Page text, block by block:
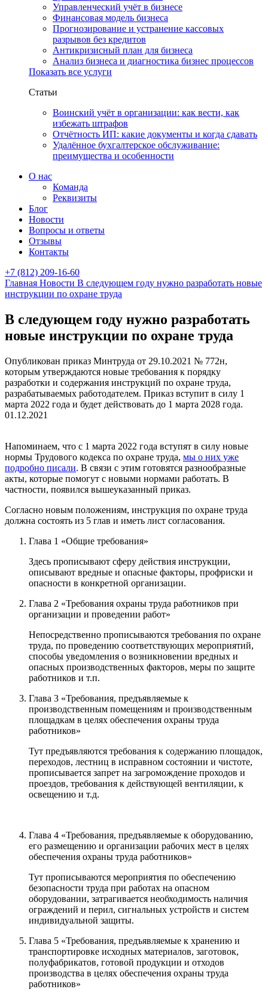
Управленческий учёт в бизнесе
Финансовая модель бизнеса
Прогнозирование и устранение кассовых
разрывов без кредитов
Антикризисный план для бизнеса
Анализ бизнеса и диагностика бизнес процессов
Показать все услуги
Статьи
Воинский учёт в организации: как вести, как
избежать штрафов
Отчётность ИП: какие документы и когда сдавать
Удалённое бухгалтерское обслуживание:
преимущества и особенности
О нас
Команда
Реквизиты
Блог
Новости
Вопросы и ответы
Отзывы
Контакты
+7 (812) 209-16-60
Главная Новости В следующем году нужно разработать новые
инструкции по охране труда
В следующем году нужно разработать
новые инструкции по охране труда
Опубликован приказ Минтруда от 29.10.2021 № 772н,
которым утверждаются новые требования к порядку
разработки и содержания инструкций по охране труда,
разрабатываемых работодателем. Приказ вступит в силу 1
марта 2022 года и будет действовать до 1 марта 2028 года.
01.12.2021
Напоминаем, что с 1 марта 2022 года вступят в силу новые
нормы Трудового кодекса по охране труда, мы о них уже
подробно писали. В связи с этим готовятся разнообразные
акты, которые помогут с новыми нормами работать. В
частности, появился вышеуказанный приказ.
Согласно новым положениям, инструкция по охране труда
должна состоять из 5 глав и иметь лист согласования.
Глава 1 «Общие требования»
Здесь прописывают сферу действия инструкции,
описывают вредные и опасные факторы, профриски и
опасности в конкретной организации.
Глава 2 «Требования охраны труда работников при
организации и проведении работ»
Непосредственно прописываются требования по охране
труда, по проведению соответствующих мероприятий,
способы уведомления о возникновении вредных и
опасных производственных факторов, меры по защите
работников и т.п.
Глава 3 «Требования, предъявляемые к
производственным помещениям и производственным
площадкам в целях обеспечения охраны труда
работников»
Тут предъявляются требования к содержанию площадок,
переходов, лестниц в исправном состоянии и чистоте,
прописывается запрет на загромождение проходов и
проездов, требования к действующей вентиляции, к
освещению и т.д.
Глава 4 «Требования, предъявляемые к оборудованию,
его размещению и организации рабочих мест в целях
обеспечения охраны труда работников»
Тут прописываются мероприятия по обеспечению
безопасности труда при работах на опасном
оборудовании, затрагивается необходимость наличия
ограждений и перил, сигнальных устройств и систем
индивидуальной защиты.
Глава 5 «Требования, предъявляемые к хранению и
транспортировке исходных материалов, заготовок,
полуфабрикатов, готовой продукции и отходов
производства в целях обеспечения охраны труда
работников»